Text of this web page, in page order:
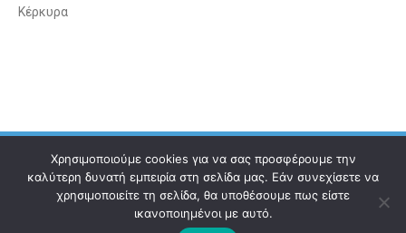
Κέρκυρα
Ηλεκτρονικός Οδηγός Επικοινωνία Όροι χρήσης
Χρησιμοποιούμε cookies για να σας προσφέρουμε την
καλύτερη δυνατή εμπειρία στη σελίδα μας. Εάν συνεχίσετε να
χρησιμοποιείτε τη σελίδα, θα υποθέσουμε πως είστε
ικανοποιημένοι με αυτό.